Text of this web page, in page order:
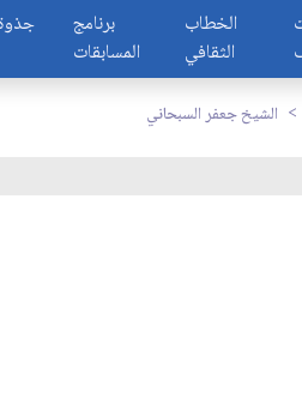
برنامج
المسابقات
الخطاب
الثقافي
الشيخ جعفر السبحاني